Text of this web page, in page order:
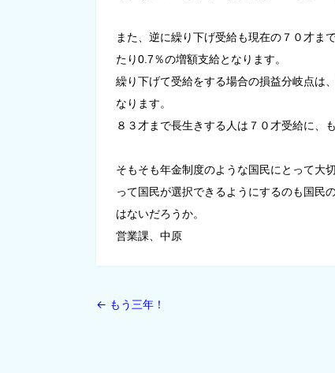
また、逆に繰り下げ受給も現在の７０才ま
たり0.7％の増額支給となります。
繰り下げて受給をする場合の損益分岐点は
なります。
８３才まで長生きする人は７０才受給に、
そもそも年金制度のような国民にとって大
って国民が選択できるようにするのも国民
はないだろうか。
営業課、中原
← もう三年！